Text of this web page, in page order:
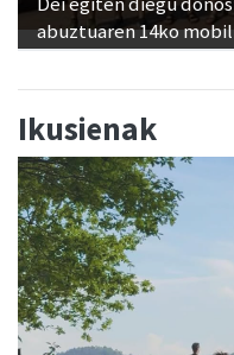
abuztuaren 14ko
Ikusienak